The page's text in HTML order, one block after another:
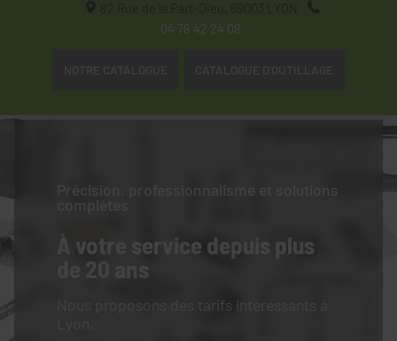
82 Rue de la Part-Dieu, 69003
LYON
04 78 42 24 08
NOTRE CATALOGUE CATALOGUE D'OUTILLAGE
Précision, professionnalisme et solutions
complètes
À votre service depuis plus
de 20 ans
Nous proposons des tarifs intéressants à